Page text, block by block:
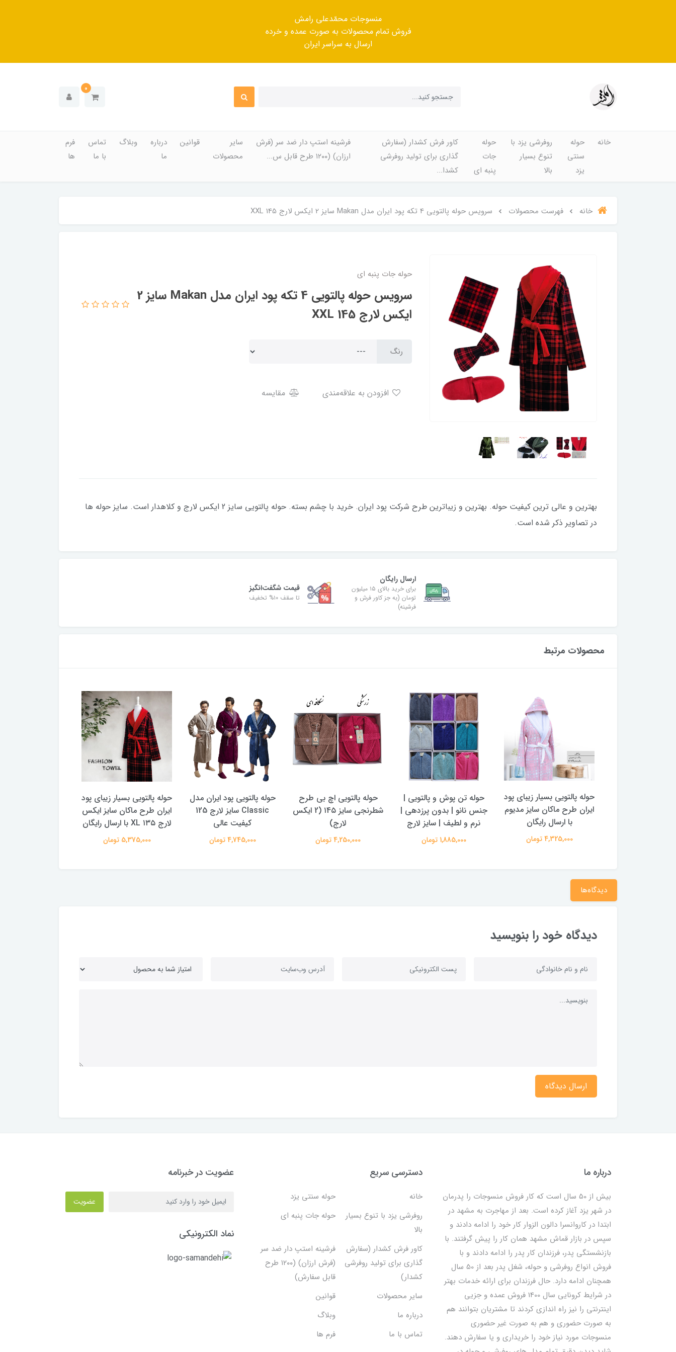
منسوجات محمّدعلی رامش
فروش تمام محصولات به صورت عمده و خرده
ارسال به سراسر ایران
0
خانه
حوله
سنتی
یزد
روفرشی یزد با
تنوع بسیار
بالا
حوله
جات
پنبه ای
کاور فرش کشدار (سفارش
گذاری برای تولید روفرشی
کشدا...
فرشینه استپ دار ضد سر (فرش
ارزان) (۱۲۰۰ طرح قابل س...
سایر
محصولات
قوانین
درباره
ما
وبلاگ
تماس
با ما
فرم
ها
خانه فهرست محصولات سرویس حوله پالتویی 4 تکه پود ایران مدل Makan سایز 2 ایکس لارج XXL 145
حوله جات پنبه ای
سرویس حوله پالتویی 4 تکه پود ایران مدل Makan سایز 2
ایکس لارج XXL 145
رنگ
مقایسه
بهترین و عالی ترین کیفیت حوله. بهترین و زیباترین طرح شرکت پود ایران. خرید با چشم بسته. حوله پالتویی سایز 2 ایکس لارج و کلاهدار است. سایز حوله ها
در تصاویر ذکر شده است.
ارسال رایگان
برای خرید بالای ۱۵ میلیون
تومان (به جز کاور فرش و
فرشینه)
قیمت شگفت‌انگیز
تا سقف ۱۰% تخفیف
محصولات مرتبط
حوله پالتویی بسیار زیبای پود
ایران طرح ماکان سایز مدیوم
با ارسال رایگان
4,325,000 تومان
حوله تن پوش و پالتویی |
جنس نانو | بدون پرزدهی |
نرم و لطیف | سایز لارج
1,885,000 تومان
حوله پالتویی اچ بی طرح
شطرنجی سایز ۱4۵ (2 ایکس
لارج)
4,250,000 تومان
حوله پالتویی پود ایران مدل
Classic سایز لارج 125
کیفیت عالی
4,745,000 تومان
حوله پالتویی بسیار زیبای پود
ایران طرح ماکان سایز ایکس
لارج ۱۳۵ XL با ارسال رایگان
5,375,000 تومان
دیدگاه‌ها
دیدگاه خود را بنویسید
ارسال دیدگاه
درباره ما
بیش از 50 سال است که کار فروش منسوجات را پدرمان
در شهر یزد آغاز کرده است. بعد از مهاجرت به مشهد در
ابتدا در کاروانسرا دالون الزوار کار خود را ادامه دادند و
سپس در بازار قماش مشهد همان کار را پیش گرفتند. با
بازنشستگی پدر، فرزندان کار پدر را ادامه دادند و با
فروش انواع روفرشی و حوله، شغل پدر بعد از 50 سال
همچنان ادامه دارد. حال فرزندان برای ارائه خدمات بهتر
در شرایط کرونایی سال 1400 فروش عمده و جزیی
اینترنتی را نیز راه اندازی کردند تا مشتریان بتوانند هم
به صورت حضوری و هم به صورت غیر حضوری
منسوجات مورد نیاز خود را خریداری و یا سفارش دهند.
دسترسی سریع
خانه
حوله سنتی یزد
روفرشی یزد با تنوع بسیار
بالا
حوله جات پنبه ای
کاور فرش کشدار (سفارش
گذاری برای تولید روفرشی
کشدار)
فرشینه استپ دار ضد سر
(فرش ارزان) (۱۲۰۰ طرح
قابل سفارش)
سایر محصولات
قوانین
درباره ما
وبلاگ
تماس با ما
فرم ها
عضویت در خبرنامه
عضویت
نماد الکترونیکی